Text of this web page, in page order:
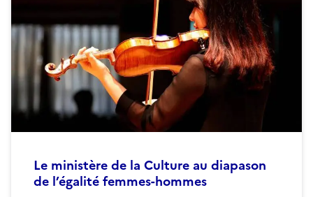
Le ministère de la Culture au diapason
de l’égalité femmes-hommes